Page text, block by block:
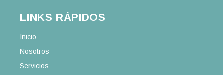
LINKS RÁPIDOS
Inicio
Nosotros
Servicios